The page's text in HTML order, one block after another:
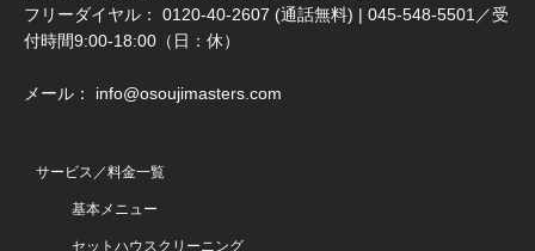
フリーダイヤル： 0120-40-2607 (通話無料) | 045-548-5501／受
付時間9:00-18:00（日：休）
メール： info@osoujimasters.com
サービス／料金一覧
基本メニュー
セットハウスクリーニング